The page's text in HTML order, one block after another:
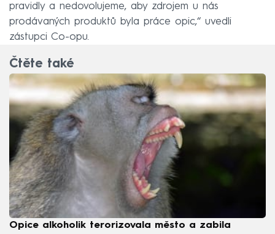
pravidly a nedovolujeme, aby zdrojem u nás
prodávaných produktů byla práce opic,“ uvedli
zástupci Co-opu.
Čtěte také
Opice alkoholik terorizovala město a zabila